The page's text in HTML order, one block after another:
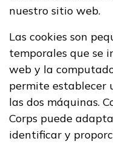
nuestro sitio web.
Las cookies son
temporales que se
web y la
permite establecer
las dos máquinas.
Corps puede
identificar y